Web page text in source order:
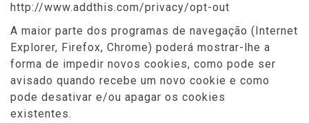
http://www.addthis.com/privacy/opt-out
A maior parte dos programas de navegação (Internet
Explorer, Firefox, Chrome) poderá mostrar-lhe a
forma de impedir novos cookies, como pode ser
avisado quando recebe um novo cookie e como
pode desativar e/ou apagar os cookies
existentes.